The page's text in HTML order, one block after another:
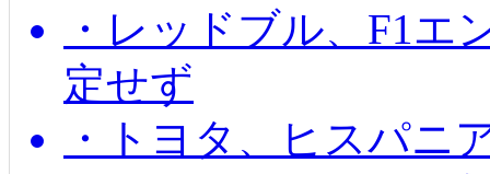
・レッドブル、F1エ
定せず
・トヨタ、ヒスパニ